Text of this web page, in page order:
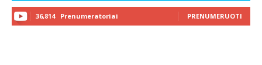
36,814 Prenumeratoriai PRENUMERUOTI